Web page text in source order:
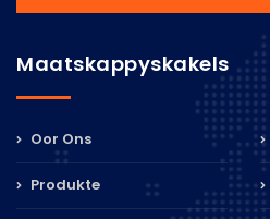
Maatskappyskakels
Oor Ons
Produkte